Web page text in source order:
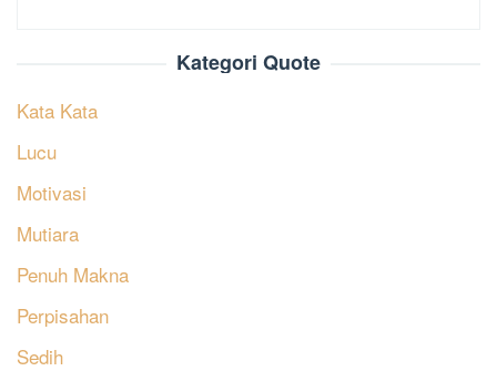
Kategori Quote
Kata Kata
Lucu
Motivasi
Mutiara
Penuh Makna
Perpisahan
Sedih